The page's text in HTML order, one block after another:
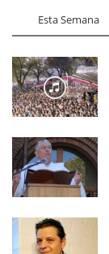
Esta Semana